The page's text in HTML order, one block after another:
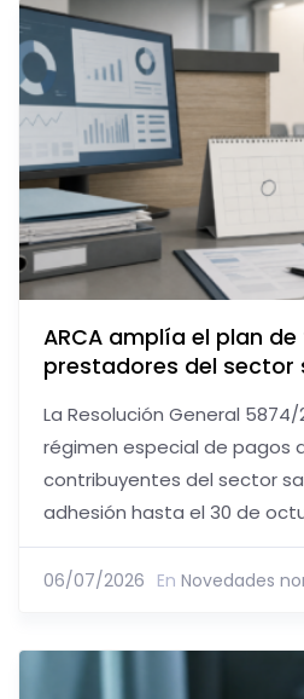
ARCA amplía el plan
prestadores del sector
La Resolución General
régimen especial de pagos
contribuyentes del sector
adhesión hasta el 30 de
06/07/2026 En Novedades